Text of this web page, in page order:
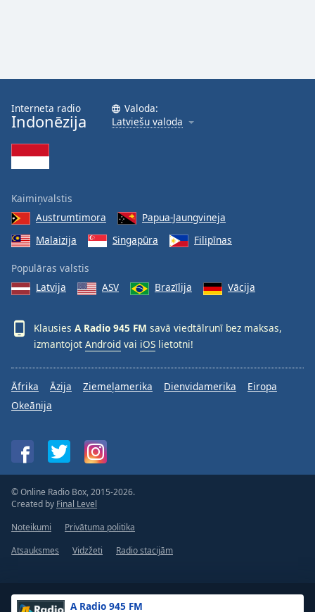
A Radio 945 FM
Interneta radio
Indonēzija
Valoda:
Latviešu valoda
Kaimiņvalstis
Austrumtimora
Papua-Jaungvineja
Malaizija
Singapūra Filipīnas
Populāras valstis
Latvija
ASV Brazīlija Vācija
Klausies A Radio 945 FM savā viedtālrunī bez maksas,
izmantojot Android vai iOS lietotni!
Āfrika Āzija Ziemeļamerika Dienvidamerika
Eiropa
Okeānija
© Online Radio Box, 2015-2026.
Created by Final Level
Noteikumi
Privātuma politika
Atsauksmes
Vidzžeti Radio stacijām